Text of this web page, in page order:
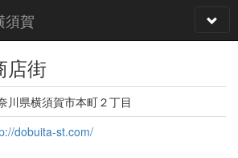
須賀
店街
川県横須賀市本町２丁目
dobuita-st.com/